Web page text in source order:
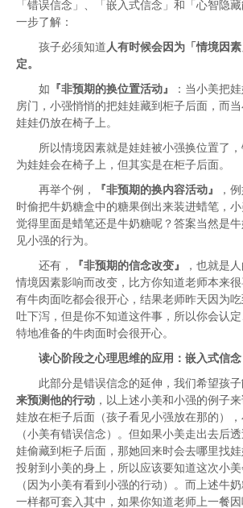
「错误信念」、「嵌入式信念」和「心智隐
一步了解：
孩子必须知道 人有时候会因为「情境因
定。
如 『非预期的换位置活动』
：当小美把
房门，小强悄悄的把娃娃藏到柜子后面，而
娃娃仍放在椅子上。
所以情境因素就是娃娃被小强换位置了
为娃娃会在椅子上，但其实是在柜子后面。
再举个例，
『非预期的换内容活动』
，
时偷把牛奶糖盒中的糖果倒出来装进蜡笔，
觉得里面是蜡笔还是牛奶糖呢？答案当然是
见小强的行为。
还有，
『非预期的信念改变』
，也就是
情境因素影响而改变，比方你知道老师本来
有牛肉面吃都会很开心，结果老师昨天因为
吐下泻，但是你不知道这件事，所以你会认
特地准备的牛肉面时会很开心。
读心阶段之心理思维的应用： 嵌入式信念
此部分是错误信念的延伸，我们希望孩子
来预测他的行动 ，以上述小美和小强的例子
娃放在柜子后面（孩子看见小强放在那的）
（小美有错误信念）。但如果小美走出去后
娃偷藏到柜子后面，那她回来时会去哪里找
投射到小美的身上，所以应该要知道这次小
（因为小美有看到小强的行动）。而上述牛
一样都可套入其中，如果你知道老师上一餐